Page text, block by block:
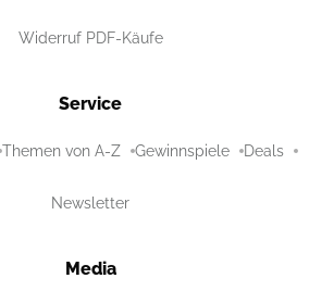
Widerruf PDF-Käufe
Service
Themen von A-Z Gewinnspiele Deals
Newsletter
Media